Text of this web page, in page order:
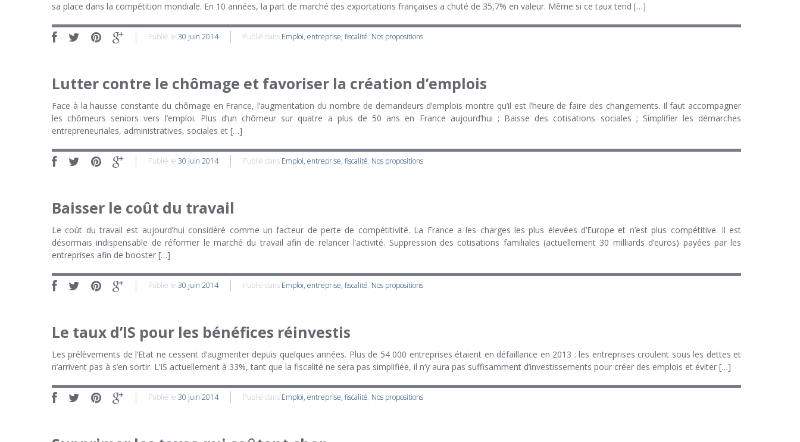
sa place dans la compétition mondiale. En 10 années, la part de marché des exportations françaises a chuté de 35,7% en valeur. Même si ce taux tend […]
Publié le 30 juin 2014 Publié dans Emploi, entreprise, fiscalité, Nos propositions
Lutter contre le chômage et favoriser la création d’emplois
Face à la hausse constante du chômage en France, l’augmentation du nombre de demandeurs d’emplois montre qu’il est l’heure de faire des changements. Il faut accompagner
les chômeurs seniors vers l’emploi. Plus d’un chômeur sur quatre a plus de 50 ans en France aujourd’hui ; Baisse des cotisations sociales ; Simplifier les démarches
entrepreneuriales, administratives, sociales et […]
Publié le 30 juin 2014 Publié dans Emploi, entreprise, fiscalité, Nos propositions
Baisser le coût du travail
Le coût du travail est aujourd’hui considéré comme un facteur de perte de compétitivité. La France a les charges les plus élevées d’Europe et n’est plus compétitive. Il est
désormais indispensable de réformer le marché du travail afin de relancer l’activité. Suppression des cotisations familiales (actuellement 30 milliards d’euros) payées par les
entreprises afin de booster […]
Publié le 30 juin 2014 Publié dans Emploi, entreprise, fiscalité, Nos propositions
Le taux d’IS pour les bénéfices réinvestis
Les prélèvements de l’Etat ne cessent d’augmenter depuis quelques années. Plus de 54 000 entreprises étaient en défaillance en 2013 : les entreprises croulent sous les dettes et
n’arrivent pas à s’en sortir. L’IS actuellement à 33%, tant que la fiscalité ne sera pas simplifiée, il n’y aura pas suffisamment d’investissements pour créer des emplois et éviter […]
Publié le 30 juin 2014 Publié dans Emploi, entreprise, fiscalité, Nos propositions